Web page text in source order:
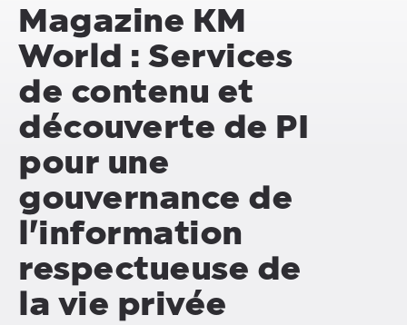
Magazine KM
World : Services
de contenu et
découverte de PI
pour une
gouvernance de
l'information
respectueuse de
la vie privée